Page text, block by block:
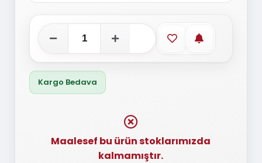
Favorilere ekle
Stoğa
Kargo Bedava
Maalesef bu ürün stoklarımızda
kalmamıştır.